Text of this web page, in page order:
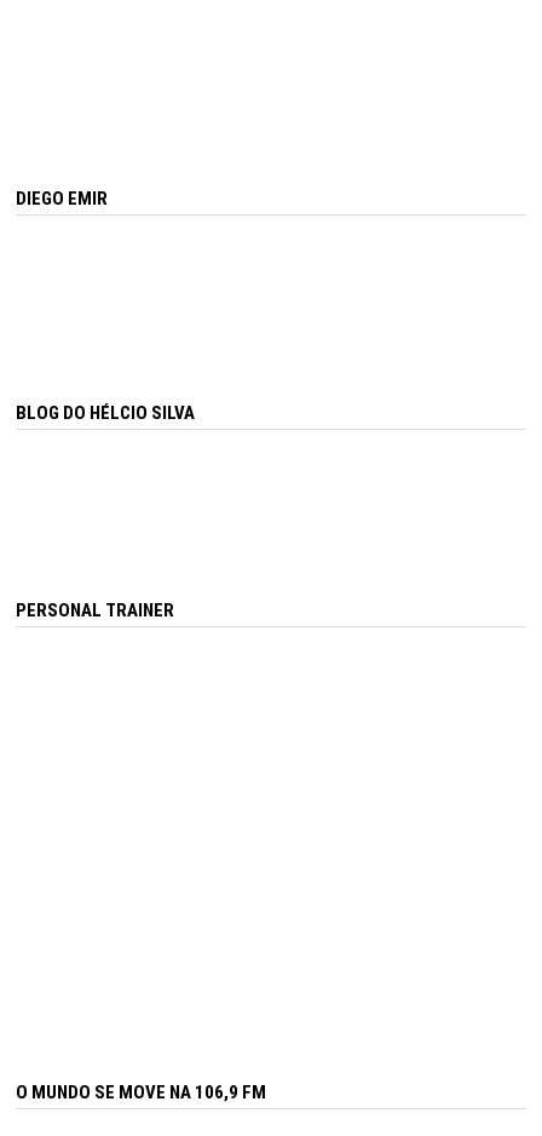
DIEGO EMIR
BLOG DO HÉLCIO SILVA
PERSONAL TRAINER
O MUNDO SE MOVE NA 106,9 FM